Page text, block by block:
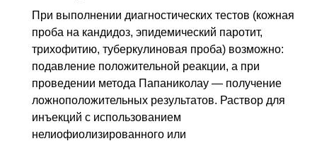
При выполнении диагностических тестов (кожная
проба на кандидоз, эпидемический паротит,
трихофитию, туберкулиновая проба) возможно:
подавление положительной реакции, а при
проведении метода Папаниколау — получение
ложноположительных результатов. Раствор для
инъекций с использованием
нелиофиолизированного или